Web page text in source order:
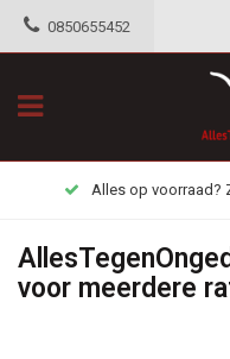
0850655452
Alles op voorraad?
voor meerdere